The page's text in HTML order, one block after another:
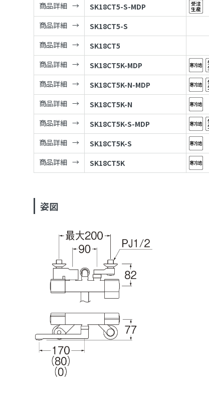
商品詳細
SK18CT5-S-MDP
商品詳細
SK18CT5-S
商品詳細
SK18CT5
商品詳細
SK18CT5K-MDP
商品詳細
SK18CT5K-N-MDP
商品詳細
SK18CT5K-N
商品詳細
SK18CT5K-S-MDP
商品詳細
SK18CT5K-S
商品詳細
SK18CT5K
姿図